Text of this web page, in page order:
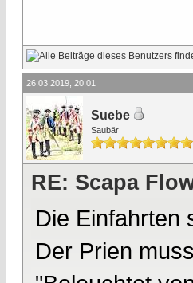
26.03.2019, 20:01
Suebe
Saubär
RE: Scapa
Die Einfahrten
Der Prien